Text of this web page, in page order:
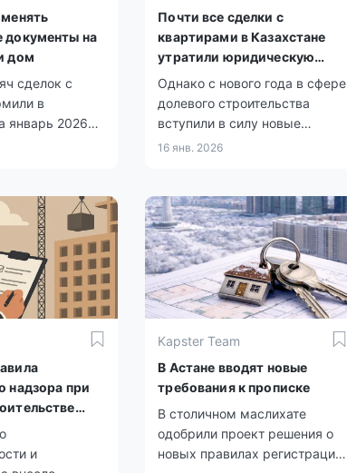
документы на
дом
сделок с
в
январь 2026
Почти все сделки с
квартирами в Казахстане
утратили юридическую
силу
Однако с нового года в сфере
долевого строительства
вступили в силу новые
требования.
16 янв. 2026
надзора при
и
Kapster Team
В Астане вводят новые
требования к прописке
В столичном маслихате
одобрили проект решения о
новых правилах регистрации